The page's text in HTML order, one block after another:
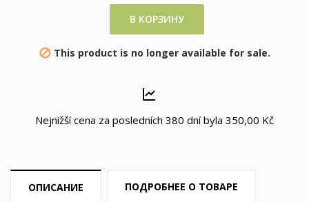
В КОРЗИНУ
 This product is no longer available for sale.
Nejnižší cena za posledních 380 dní byla 350,00 Kč
ОПИСАНИЕ ПОДРОБНЕЕ О ТОВАРЕ